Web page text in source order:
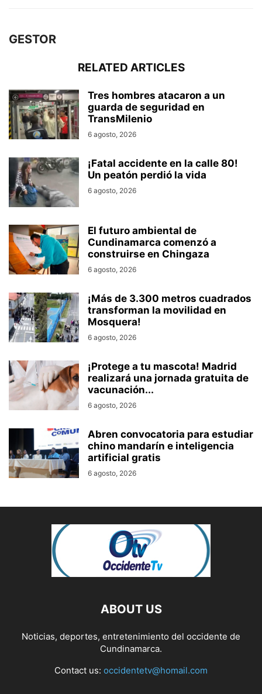
GESTOR
RELATED ARTICLES
Tres hombres atacaron a un
guarda de seguridad en
TransMilenio
6 agosto, 2026
¡Fatal accidente en la calle 80!
Un peatón perdió la vida
6 agosto, 2026
El futuro ambiental de
Cundinamarca comenzó a
construirse en Chingaza
6 agosto, 2026
¡Más de 3.300 metros cuadrados
transforman la movilidad en
Mosquera!
6 agosto, 2026
¡Protege a tu mascota! Madrid
realizará una jornada gratuita de
vacunación...
6 agosto, 2026
Abren convocatoria para estudiar
chino mandarín e inteligencia
artificial gratis
6 agosto, 2026
ABOUT US
Noticias, deportes, entretenimiento del occidente de
Cundinamarca.
Contact us: occidentetv@homail.com